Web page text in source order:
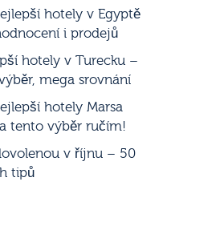
hotely v Egyptě
i prodejů
hotely v Turecku –
mega srovnání
hotely Marsa
tento výběr ručím!
v říjnu – 50
tipů